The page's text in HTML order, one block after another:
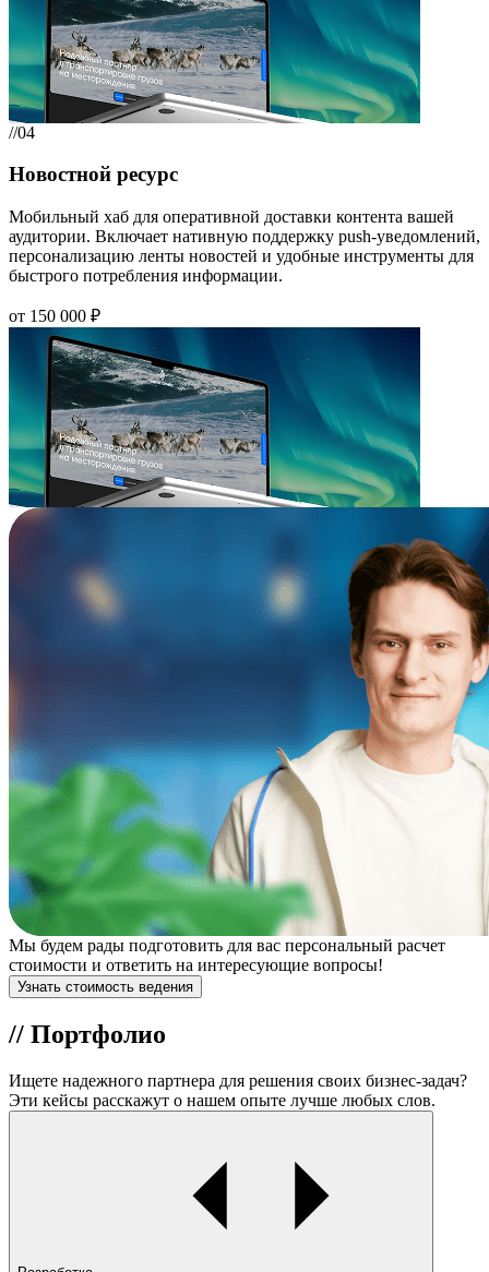
//04
Новостной ресурс
Мобильный хаб для оперативной доставки контента вашей
аудитории. Включает нативную поддержку push-уведомлений,
персонализацию ленты новостей и удобные инструменты для
быстрого потребления информации.
от 150 000 ₽
Мы будем рады подготовить для вас персональный расчет
стоимости и ответить на интересующие вопросы!
Узнать стоимость ведения
// Портфолио
Ищете надежного партнера для решения своих бизнес-задач?
Эти кейсы расскажут о нашем опыте лучше любых слов.